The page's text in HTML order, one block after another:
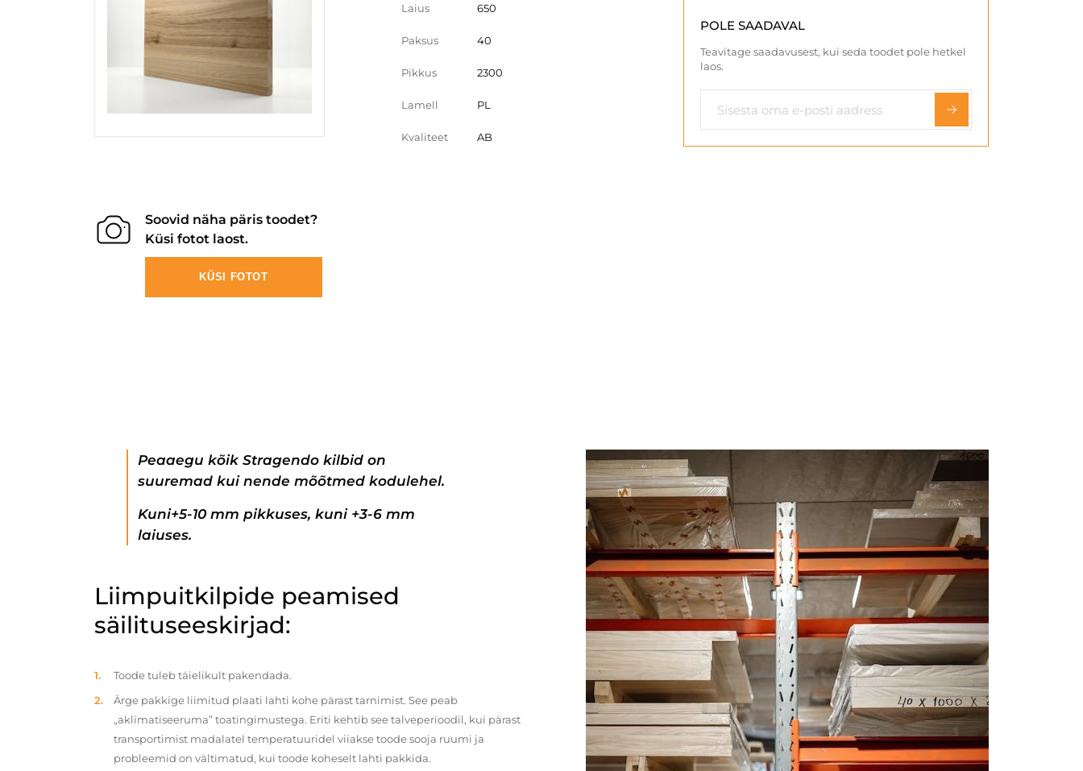
Laius 650
Paksus 40
Pikkus 2300
Lamell PL
Kvaliteet AB
POLE SAADAVAL
Teavitage saadavusest, kui seda toodet pole hetkel
laos.
Soovid näha päris toodet?
Küsi fotot laost.
KÜSI FOTOT
Peaaegu kõik Stragendo kilbid on
suuremad kui nende mõõtmed kodulehel.
Kuni+5-10 mm pikkuses, kuni +3-6 mm
laiuses.
Liimpuitkilpide peamised
säilituseeskirjad:
Toode tuleb täielikult pakendada.
Ärge pakkige liimitud plaati lahti kohe pärast tarnimist. See peab
„aklimatiseeruma” toatingimustega. Eriti kehtib see talveperioodil, kui pärast
transportimist madalatel temperatuuridel viiakse toode sooja ruumi ja
probleemid on vältimatud, kui toode koheselt lahti pakkida.